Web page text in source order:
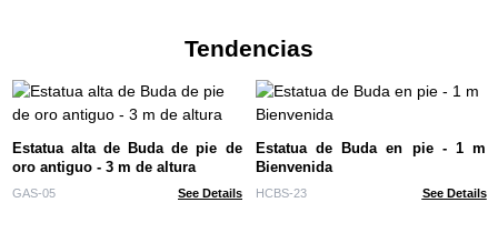
Tendencias
Estatua alta de Buda de pie de
oro antiguo - 3 m de altura
GAS-05 See Details
Estatua de Buda en pie - 1 m
Bienvenida
HCBS-23 See Details